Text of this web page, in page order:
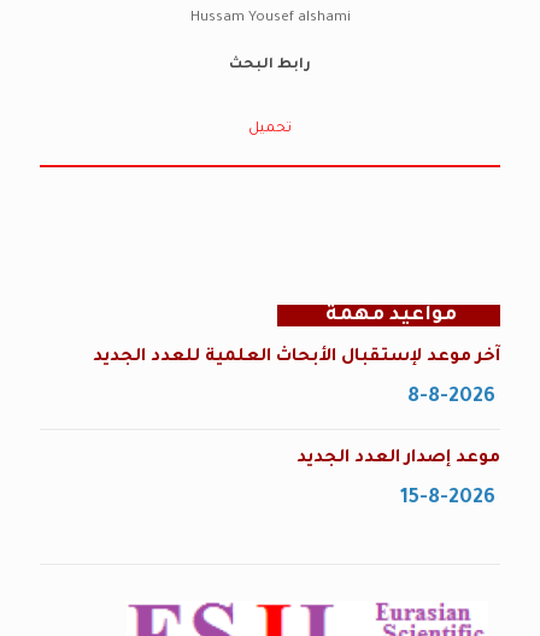
Hussam Yousef alshami
رابط البحث
تحميل
مواعيد مهمة
آخر موعد لإستقبال الأبحاث العلمية للعدد الجديد
موعد إصدار العدد الجديد